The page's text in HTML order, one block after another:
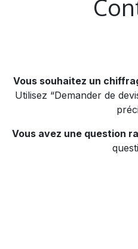
Vous souhaitez un
Utilisez “Demander de
Vous avez une question